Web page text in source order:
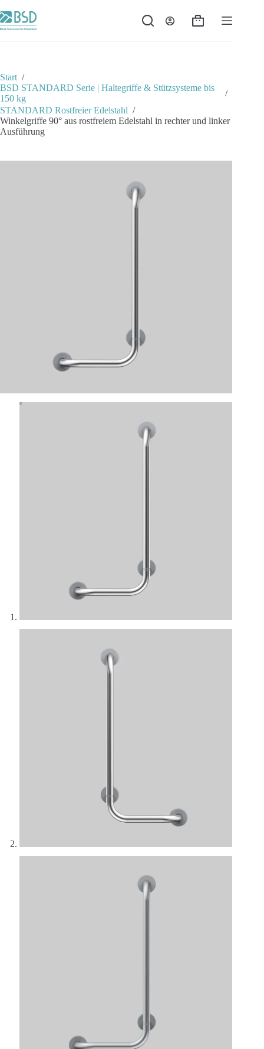
Inhalt
springen
Warenkorb
Start /
BSD STANDARD Serie | Haltegriffe & Stützsysteme bis
150 kg
/
STANDARD Rostfreier Edelstahl /
Winkelgriffe 90° aus rostfreiem Edelstahl in rechter und linker
Ausführung